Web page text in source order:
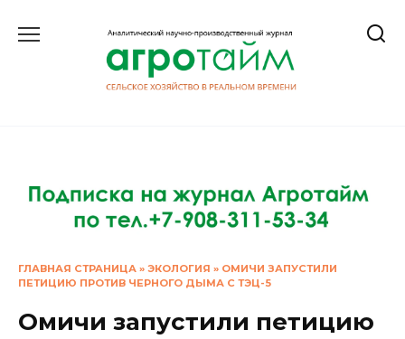
ГЛАВНАЯ СТРАНИЦА » ЭКОЛОГИЯ » ОМИЧИ ЗАПУСТИЛИ
ПЕТИЦИЮ ПРОТИВ ЧЕРНОГО ДЫМА С ТЭЦ-5
Омичи запустили петицию